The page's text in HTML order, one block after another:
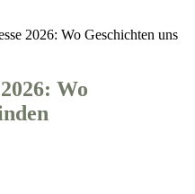
2026: Wo Geschichten uns
Wo